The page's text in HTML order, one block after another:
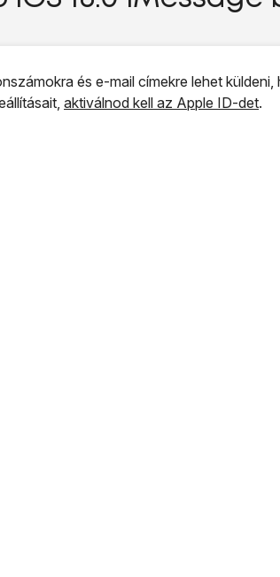
és e-mail címekre lehet
aktiválnod kell az Apple ID-det.